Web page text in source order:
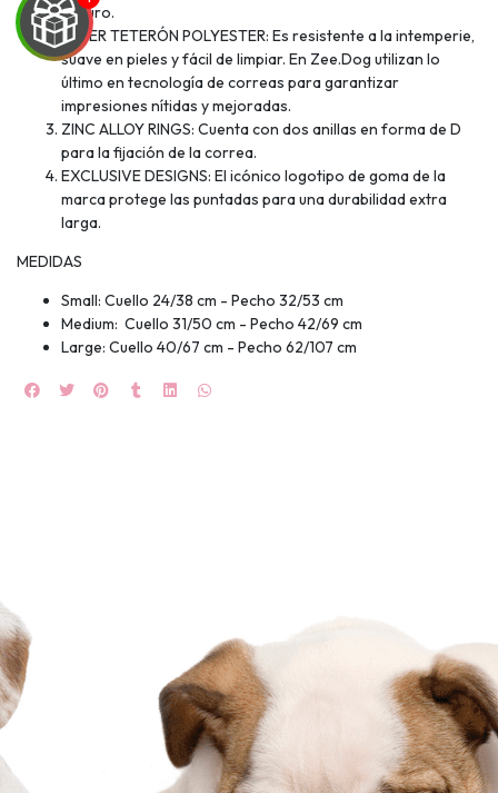
seguro.
SUPER TETERÓN POLYESTER: Es resistente a la intemperie,
suave en pieles y fácil de limpiar. En Zee.Dog utilizan lo
último en tecnología de correas para garantizar
impresiones nítidas y mejoradas.
ZINC ALLOY RINGS: Cuenta con dos anillas en forma de D
para la fijación de la correa.
EXCLUSIVE DESIGNS: El icónico logotipo de goma de la
marca protege las puntadas para una durabilidad extra
larga.
MEDIDAS
Small: Cuello 24/38 cm - Pecho 32/53 cm
Medium: Cuello 31/50 cm - Pecho 42/69 cm
Large: Cuello 40/67 cm - Pecho 62/107 cm